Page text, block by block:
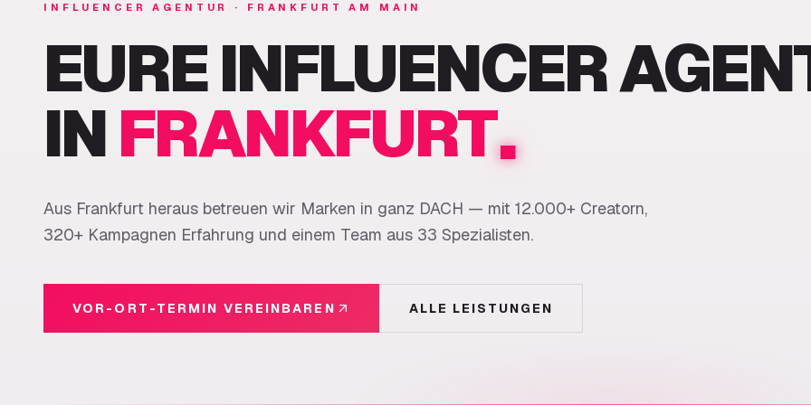
INFLUENCER AGENTUR · FRANKFURT AM MAIN
EURE INFLUENCER
INFRANKFURT.
Aus Frankfurt heraus betreuen wir Marken in ganz DACH — mit 12.000+ Creatorn,
320+ Kampagnen Erfahrung und einem Team aus 33 Spezialisten.
VOR-ORT-TERMIN VEREINBAREN ALLE LEISTUNGEN